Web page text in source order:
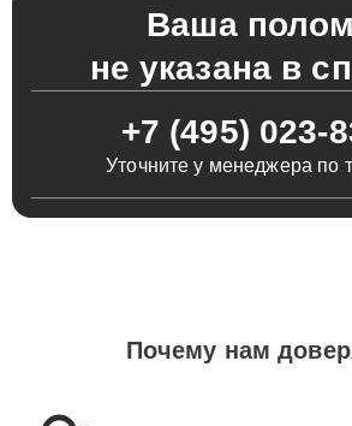
Ваша
не указана в
+7 (495) 023-
Уточните у менеджера по
Почему нам